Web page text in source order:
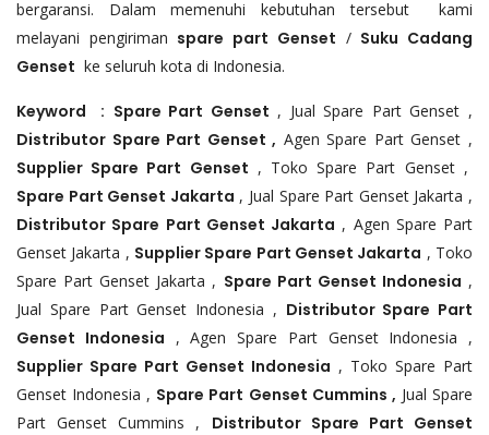
bergaransi. Dalam memenuhi kebutuhan tersebut kami
melayani pengiriman spare part Genset / Suku Cadang
Genset ke seluruh kota di Indonesia.
Keyword : Spare Part Genset , Jual Spare Part Genset ,
Distributor Spare Part Genset , Agen Spare Part Genset ,
Supplier Spare Part Genset , Toko Spare Part Genset ,
Spare Part Genset Jakarta , Jual Spare Part Genset Jakarta ,
Distributor Spare Part Genset Jakarta , Agen Spare Part
Genset Jakarta , Supplier Spare Part Genset Jakarta , Toko
Spare Part Genset Jakarta , Spare Part Genset Indonesia ,
Jual Spare Part Genset Indonesia , Distributor Spare Part
Genset Indonesia , Agen Spare Part Genset Indonesia ,
Supplier Spare Part Genset Indonesia , Toko Spare Part
Genset Indonesia , Spare Part Genset Cummins , Jual Spare
Part Genset Cummins , Distributor Spare Part Genset